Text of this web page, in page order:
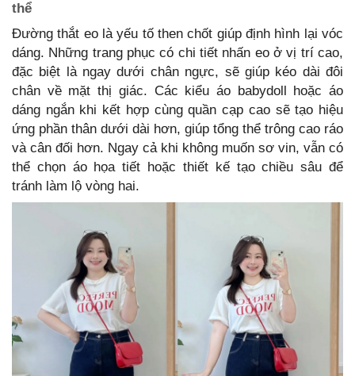
thể
Đường thắt eo là yếu tố then chốt giúp định hình lại vóc
dáng. Những trang phục có chi tiết nhấn eo ở vị trí cao,
đặc biệt là ngay dưới chân ngực, sẽ giúp kéo dài đôi
chân về mặt thị giác. Các kiểu áo babydoll hoặc áo
dáng ngắn khi kết hợp cùng quần cạp cao sẽ tạo hiệu
ứng phần thân dưới dài hơn, giúp tổng thể trông cao ráo
và cân đối hơn. Ngay cả khi không muốn sơ vin, vẫn có
thể chọn áo họa tiết hoặc thiết kế tạo chiều sâu để
tránh làm lộ vòng hai.